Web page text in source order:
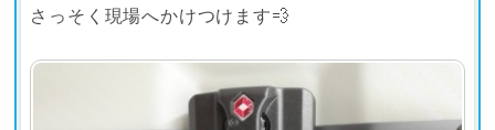
さっそく現場へかけつけます💨